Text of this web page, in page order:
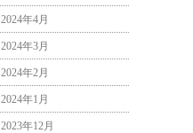
2024年4月
2024年3月
2024年2月
2024年1月
2023年12月